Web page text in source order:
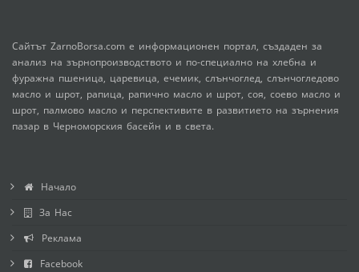
Сайтът ZarnoBorsa.com е информационен портал, създаден за
анализ на зърнопроизводството и по-специално на хлебна и
фуражна пшеница, царевица, ечемик, слънчоглед, слънчогледово
масло и шрот, рапица, рапично масло и шрот, соя, соево масло и
шрот, палмово масло и перспективите в развитието на зърнения
пазар в Черноморския басейн и в света.
Начало
За Нас
Реклама
Facebook